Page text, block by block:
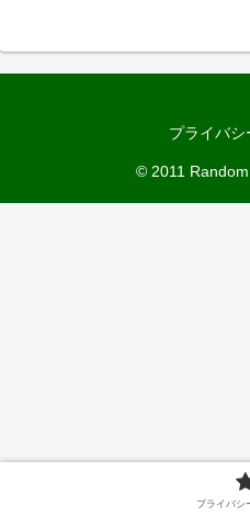
プライバシ
© 2011
プライバシ